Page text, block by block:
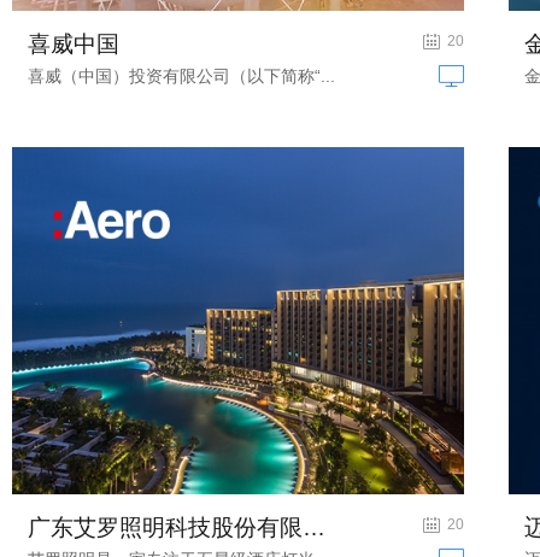
液化石油气、天然气与新能源网站建设
喜威中国
喜威（中国）投资有限公司（以下简称“...
20
酒店灯光网站建设 广东艾罗照明科技股份有限公司网站建设... 20